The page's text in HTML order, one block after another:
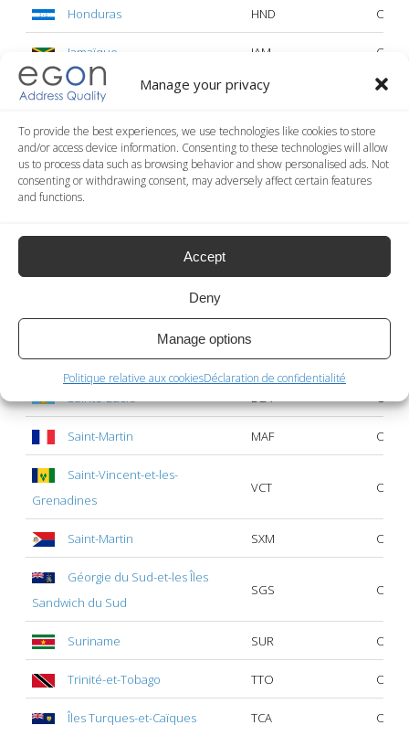
Manage your privacy
To provide the best experiences, we use technologies like cookies to store
and/or access device information. Consenting to these technologies will allow
us to process data such as browsing behavior and show personalised ads. Not
consenting or withdrawing consent, may adversely affect certain features
and functions.
Accept
Deny
Manage options
Politique relative aux cookiesDéclaration de confidentialité
Honduras HND Oui
Jamaïque JAM Oui
Martinique MTQ Oui
Montserrat MSR
Nicaragua NIC Oui
Panama
Oui
Pérou PER Oui
Saint-Barthélemy BLM Oui
Saint-Kitts-et-Nevis KNA Oui
Saint-Martin MAF Oui
Saint-Vincent-et-les-
Grenadines
VCT Oui
Saint-Martin SXM Oui
Géorgie du Sud-et-les Îles
Sandwich du Sud
SGS Oui
Suriname SUR Oui
Trinité-et-Tobago TTO Oui
Îles Turques-et-Caïques TCA Oui